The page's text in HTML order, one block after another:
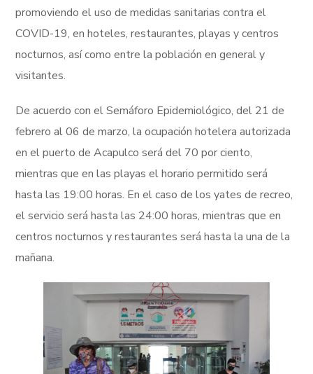
promoviendo el uso de medidas sanitarias contra el
COVID-19, en hoteles, restaurantes, playas y centros
nocturnos, así como entre la población en general y
visitantes.
De acuerdo con el Semáforo Epidemiológico, del 21 de
febrero al 06 de marzo, la ocupación hotelera autorizada
en el puerto de Acapulco será del 70 por ciento,
mientras que en las playas el horario permitido será
hasta las 19:00 horas. En el caso de los yates de recreo,
el servicio será hasta las 24:00 horas, mientras que en
centros nocturnos y restaurantes será hasta la una de la
mañana.